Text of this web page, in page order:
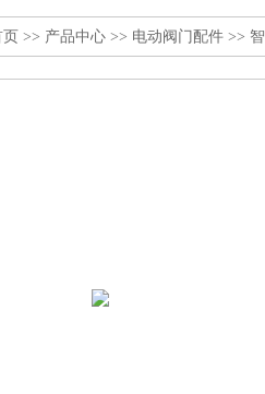
>> 产品中心 >> 电动阀门配件 >>